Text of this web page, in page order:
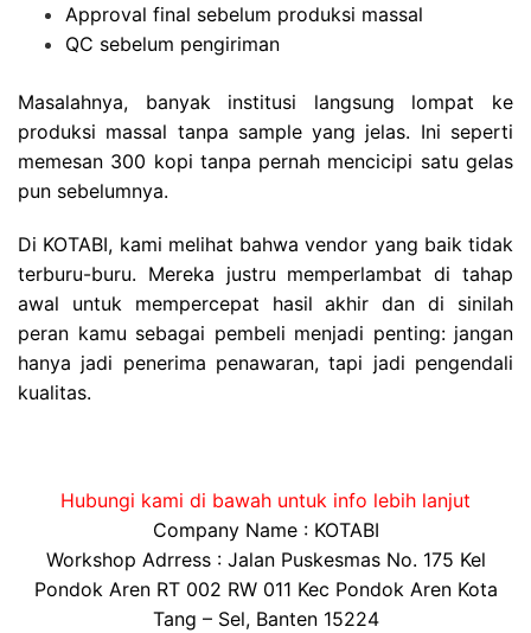
Approval final sebelum produksi massal
QC sebelum pengiriman
Masalahnya, banyak institusi langsung lompat ke
produksi massal tanpa sample yang jelas. Ini seperti
memesan 300 kopi tanpa pernah mencicipi satu gelas
pun sebelumnya.
Di KOTABI, kami melihat bahwa vendor yang baik tidak
terburu-buru. Mereka justru memperlambat di tahap
awal untuk mempercepat hasil akhir dan di sinilah
peran kamu sebagai pembeli menjadi penting: jangan
hanya jadi penerima penawaran, tapi jadi pengendali
kualitas.
Hubungi kami di bawah untuk info lebih lanjut
Company Name : KOTABI
Workshop Adrress : Jalan Puskesmas No. 175 Kel
Pondok Aren RT 002 RW 011 Kec Pondok Aren Kota
Tang – Sel, Banten 15224